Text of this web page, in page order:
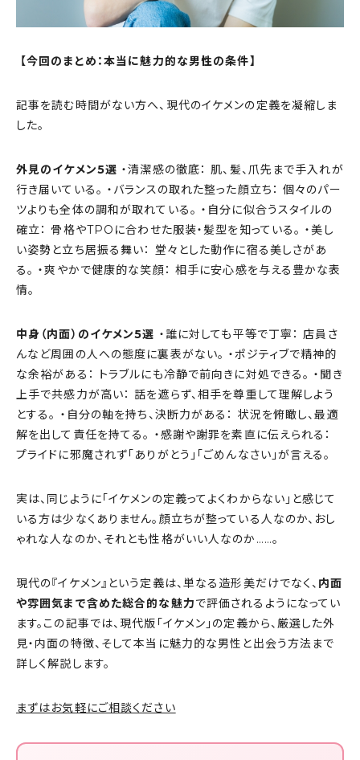
【今回のまとめ：本当に魅力的な男性の条件】
記事を読む時間がない方へ、現代のイケメンの定義を凝縮しま
した。
外見のイケメン5選 ・清潔感の徹底： 肌、髪、爪先まで手入れが
行き届いている。 ・バランスの取れた整った顔立ち： 個々のパー
ツよりも全体の調和が取れている。 ・自分に似合うスタイルの
確立： 骨格やTPOに合わせた服装・髪型を知っている。 ・美し
い姿勢と立ち居振る舞い： 堂々とした動作に宿る美しさがあ
る。 ・爽やかで健康的な笑顔： 相手に安心感を与える豊かな表
情。
中身（内面）のイケメン5選 ・誰に対しても平等で丁寧： 店員さ
んなど周囲の人への態度に裏表がない。 ・ポジティブで精神的
な余裕がある： トラブルにも冷静で前向きに対処できる。 ・聞き
上手で共感力が高い： 話を遮らず、相手を尊重して理解しよう
とする。 ・自分の軸を持ち、決断力がある： 状況を俯瞰し、最適
解を出して責任を持てる。 ・感謝や謝罪を素直に伝えられる：
プライドに邪魔されず「ありがとう」「ごめんなさい」が言える。
実は、同じように「イケメンの定義ってよくわからない」と感じて
いる方は少なくありません。顔立ちが整っている人なのか、おし
ゃれな人なのか、それとも性格がいい人なのか……。
現代の『イケメン』という定義は、単なる造形美だけでなく、 内面
や雰囲気まで含めた総合的な魅力で評価されるようになってい
ます。この記事では、現代版「イケメン」の定義から、厳選した外
見・内面の特徴、そして本当に魅力的な男性と出会う方法まで
詳しく解説します。
まずはお気軽にご相談ください